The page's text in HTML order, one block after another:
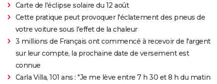
Carte de l'éclipse solaire du 12 août
Cette pratique peut provoquer l'éclatement des pneus de
votre voiture sous l'effet de la chaleur
3 millions de Français ont commencé à recevoir de l'argent
sur leur compte, la prochaine date de versement est
connue
Carla Villa, 101 ans : "Je me lève entre 7 h 30 et 8 h du matin